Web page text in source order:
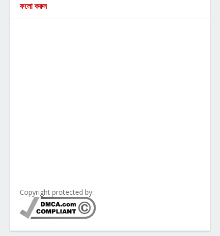
ফলো করুন
Copyright protected by: